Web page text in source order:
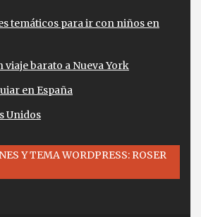
temáticos para ir con niños en
barato a Nueva York
en España
Unidos
Y TEMA WORDPRESS: ROSER